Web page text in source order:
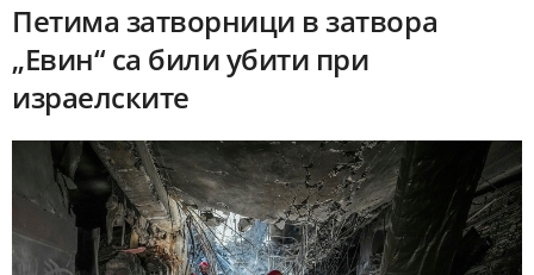
Петима затворници в затвора
„Евин“ са били убити при
израелските